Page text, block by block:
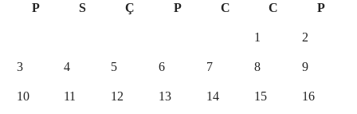
P
S Ç P C C P
1 2
3 4 5 6 7 8 9
10 11 12 13 14 15 16